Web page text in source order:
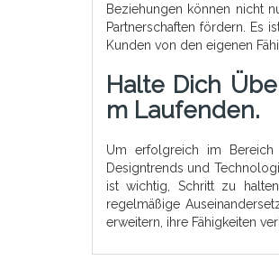
Beziehungen können nicht
Partnerschaften fördern. Es
Kunden von den eigenen
Halte Dich
M Laufenden.
Um erfolgreich im Bereich
Designtrends und
ist wichtig, Schritt zu
regelmäßige
erweitern, ihre Fähigkeiten